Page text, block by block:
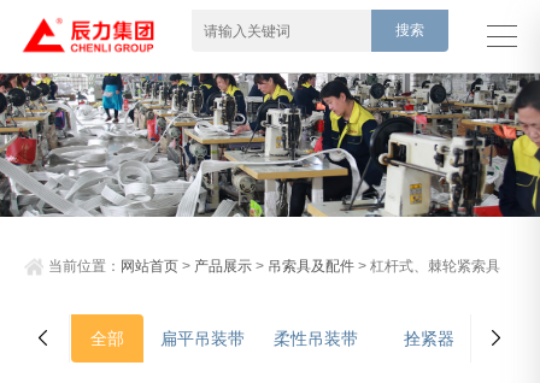
当前位置： 网站首页 > 产品展示 > 吊索具及配件 > 杠杆式、棘轮紧索具
全部 扁平吊装带 柔性吊装带 拴紧器